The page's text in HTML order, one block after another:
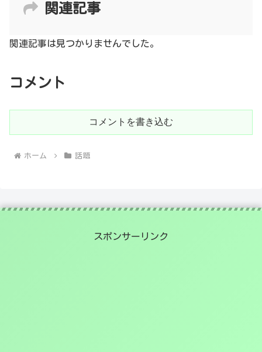
関連記事
関連記事は見つかりませんでした。
コメント
コメントを書き込む
ホーム 話題
スポンサーリンク